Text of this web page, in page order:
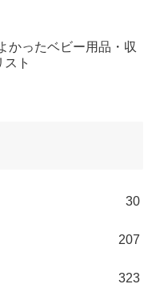
かったベビー用品・収
ト
30
207
323